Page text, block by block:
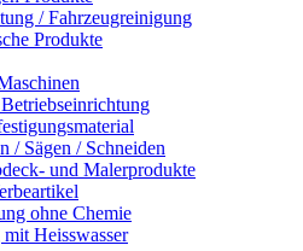
/ Fahrzeugreinigung
Produkte
/ Sägen / Schneiden
und Malerprodukte
ohne Chemie
Heisswasser